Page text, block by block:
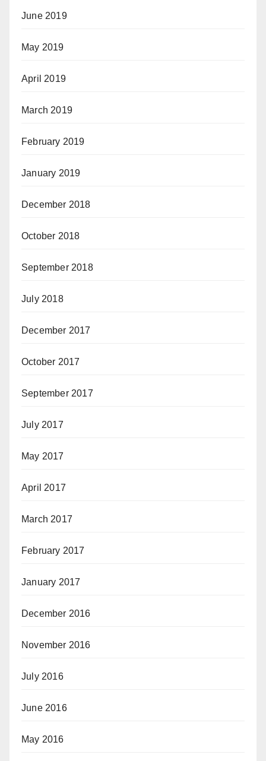
June 2019
May 2019
April 2019
March 2019
February 2019
January 2019
December 2018
October 2018
September 2018
July 2018
December 2017
October 2017
September 2017
July 2017
May 2017
April 2017
March 2017
February 2017
January 2017
December 2016
November 2016
July 2016
June 2016
May 2016